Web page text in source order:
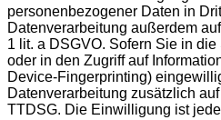
personenbezogener Daten in
Datenverarbeitung außerdem
1 lit. a DSGVO. Sofern Sie in
oder in den Zugriff auf
Device-Fingerprinting)
Datenverarbeitung zusätzlich
TTDSG. Die Einwilligung ist